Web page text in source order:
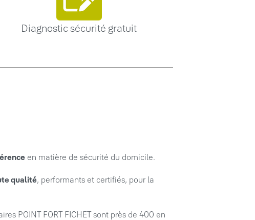
Diagnostic sécurité gratuit
en matière de sécurité du domicile.
qualité, performants et certifiés, pour la
POINT FORT FICHET sont près de 400 en